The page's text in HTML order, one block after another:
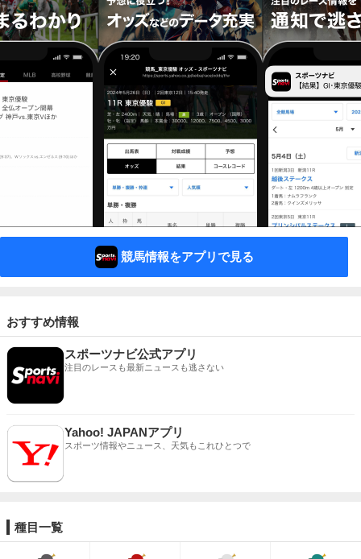
競馬情報をアプリで見る
おすすめ情報
スポーツナビ公式アプリ
注目のレースも最新ニュースも逃さない
Yahoo! JAPANアプリ
スポーツ情報やニュース、天気もこれひとつで
種目一覧